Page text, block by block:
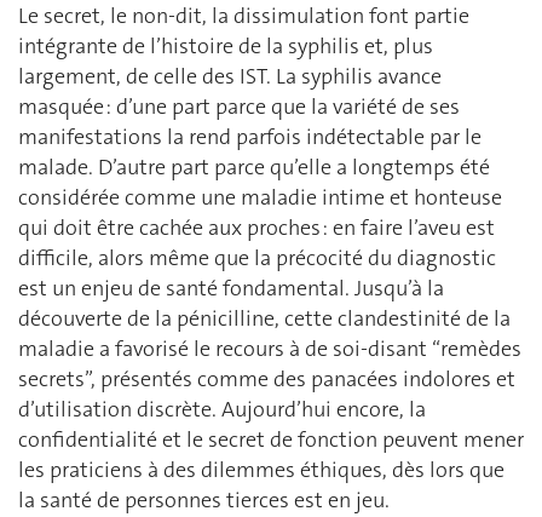
Le secret, le non-dit, la dissimulation font partie
intégrante de l’histoire de la syphilis et, plus
largement, de celle des IST. La syphilis avance
masquée : d’une part parce que la variété de ses
manifestations la rend parfois indétectable par le
malade. D’autre part parce qu’elle a longtemps été
considérée comme une maladie intime et honteuse
qui doit être cachée aux proches : en faire l’aveu est
difficile, alors même que la précocité du diagnostic
est un enjeu de santé fondamental. Jusqu’à la
découverte de la pénicilline, cette clandestinité de la
maladie a favorisé le recours à de soi-disant “remèdes
secrets”, présentés comme des panacées indolores et
d’utilisation discrète. Aujourd’hui encore, la
confidentialité et le secret de fonction peuvent mener
les praticiens à des dilemmes éthiques, dès lors que
la santé de personnes tierces est en jeu.